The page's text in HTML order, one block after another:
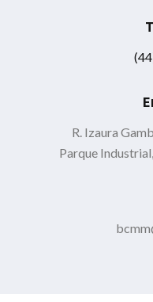
R. Izaura
Parque